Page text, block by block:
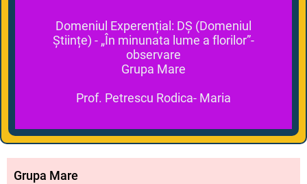
Domeniul Experențial: DȘ (Domeniul
Științe) - „În minunata lume a florilor”-
observare
Grupa Mare
Prof. Petrescu Rodica- Maria
Grupa Mare